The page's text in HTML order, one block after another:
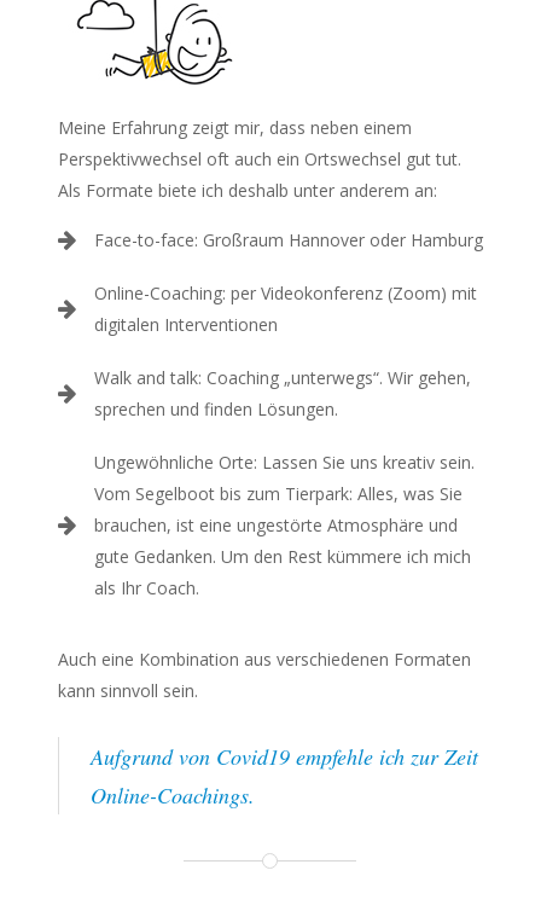
Meine Erfahrung zeigt mir, dass neben einem
Perspektivwechsel oft auch ein Ortswechsel gut tut.
Als Formate biete ich deshalb unter anderem an:
Face-to-face: Großraum Hannover oder Hamburg
Online-Coaching: per Videokonferenz (Zoom) mit
digitalen Interventionen
Walk and talk: Coaching „unterwegs“. Wir gehen,
sprechen und finden Lösungen.
Ungewöhnliche Orte: Lassen Sie uns kreativ sein.
Vom Segelboot bis zum Tierpark: Alles, was Sie
brauchen, ist eine ungestörte Atmosphäre und
gute Gedanken. Um den Rest kümmere ich mich
als Ihr Coach.
Auch eine Kombination aus verschiedenen Formaten
kann sinnvoll sein.
Aufgrund von Covid19 empfehle ich zur Zeit
Online-Coachings.